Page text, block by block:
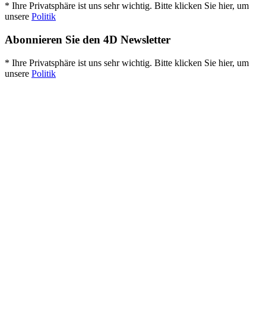
* Ihre Privatsphäre ist uns sehr wichtig. Bitte klicken Sie hier, um
unsere Politik
Abonnieren Sie den 4D Newsletter
* Ihre Privatsphäre ist uns sehr wichtig. Bitte klicken Sie hier, um
unsere Politik